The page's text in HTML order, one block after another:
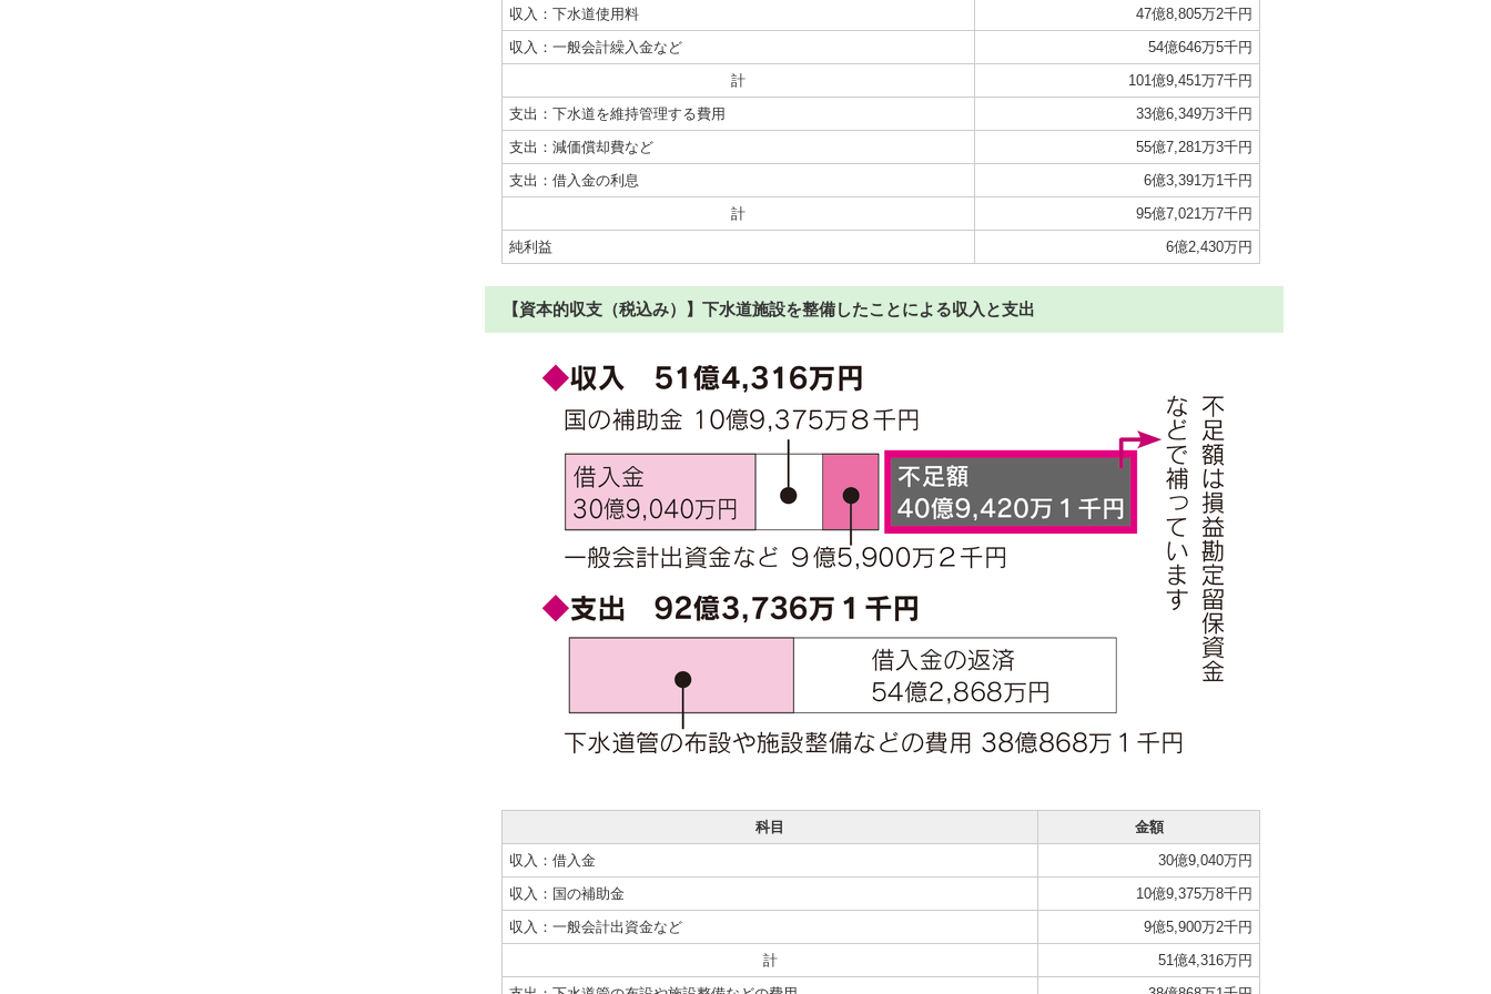
収入：下水道使用料
47億8,805万2千円
収入：一般会計繰入金など
54億646万5千円
計
101億9,451万7千円
支出：下水道を維持管理する費用
33億6,349万3千円
支出：減価償却費など
55億7,281万3千円
支出：借入金の利息
6億3,391万1千円
計
95億7,021万7千円
純利益
6億2,430万円
【資本的収支（税込み）】下水道施設を整備したことによる収入と支出
科目
金額
収入：借入金
30億9,040万円
収入：国の補助金
10億9,375万8千円
収入：一般会計出資金など
9億5,900万2千円
計
51億4,316万円